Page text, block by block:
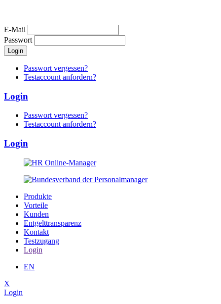
E-Mail
Passwort
Passwort vergessen?
Testaccount anfordern?
Login
Passwort vergessen?
Testaccount anfordern?
Login
Produkte
Vorteile
Kunden
Entgelttransparenz
Kontakt
Testzugang
Login
EN
X
Login